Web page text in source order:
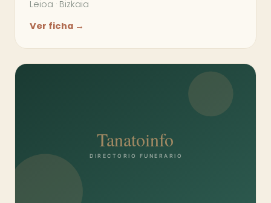
Leioa · Bizkaia
Ver ficha →